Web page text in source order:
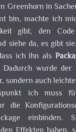
Greenhorn in
bin, machte ich
gibt, den
siehe da, es gibt
ich ihn als
Dadurch wurde
sondern auch
ich muss
die
einbinden.